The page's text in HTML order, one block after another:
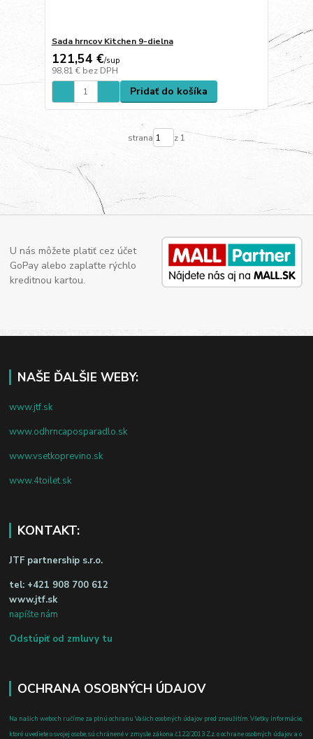
Sada hrncov Kitchen 9-dielna
121,54 €/sup
98,81 € bez DPH
Pridať do košíka
strana z 1
U nás môžete platiť cez účet
GoPay alebo zaplaťte rýchlo
kreditnou kartou.
NAŠE ĎALŠIE WEBY:
www.jtf.sk
www.odhrncaposparadlo.sk
www.vsetkoprevino.sk
www.4toilet.sk
KONTAKT:
JTF partnership s.r.o.
tel: +421 908 700 612
www.jtf.sk
napíšte nám
Odstúpiť od zmluvy tu
OCHRANA OSOBNÝCH ÚDAJOV
Na našich weboch ručíme za plnú ochranu Vašich osobných údajov pred zneužitím. Všetky informácie,
ktoré uvediete o svojej osobe, sú chránené v zmysle zákona č.122/2013 Z.z. o ochrane osobných údajov a o